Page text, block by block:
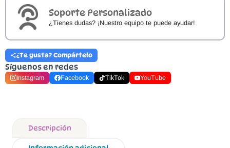
Soporte Personalizado
¿Tienes dudas? ¡Nuestro equipo te puede ayudar!
¿Te gusta? Compártelo
Síguenos en redes
Instagram Facebook TikTok YouTube
Descripción